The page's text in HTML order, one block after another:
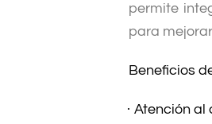
permite
para
Beneficios
· Atención al